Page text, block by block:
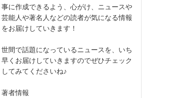
事に作成できるよう、心がけ、ニュースや
芸能人や著名人などの読者が気になる情報
をお届けしていきます！
世間で話題になっているニュースを、いち
早くお届けしていきますのでぜひチェック
してみてくださいね♪
著者情報